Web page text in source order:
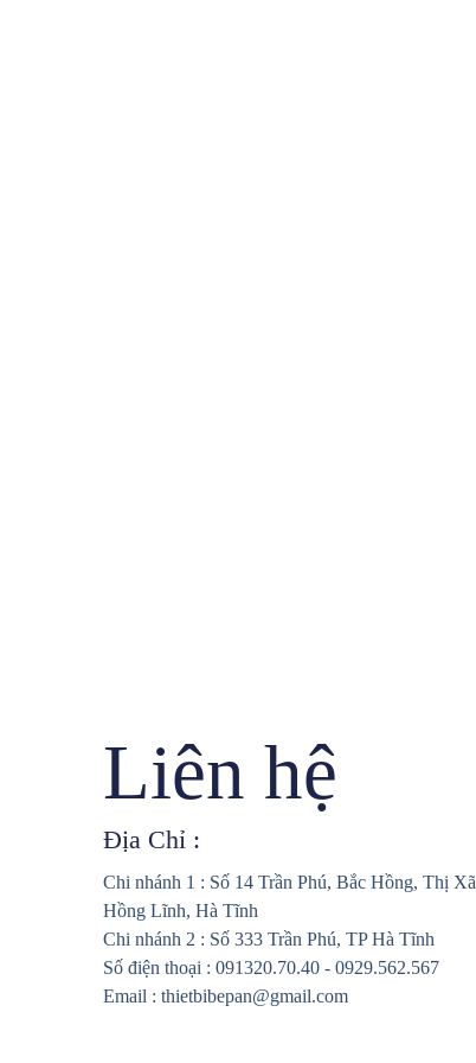
Liên hệ
Địa Chỉ :
Chi nhánh 1 : Số 14 Trần Phú, Bắc Hồng, Thị Xã
Hồng Lĩnh, Hà Tĩnh
Chi nhánh 2 : Số 333 Trần Phú, TP Hà Tĩnh
Số điện thoại : 091320.70.40 - 0929.562.567
Email : thietbibepan@gmail.com